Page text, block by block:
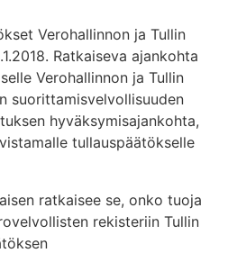
Verohallinnon ja Tullin
Ratkaiseva ajankohta
Verohallinnon ja Tullin
suorittamisvelvollisuuden
hyväksymisajankohta,
tullauspäätökselle
ratkaisee se, onko tuoja
rekisteriin Tullin